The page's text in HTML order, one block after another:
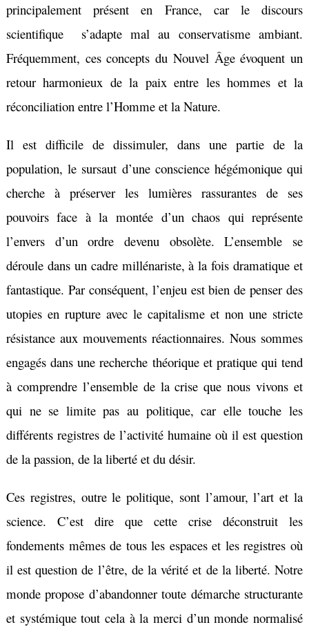
principalement présent en France, car le discours
scientifique s’adapte mal au conservatisme ambiant.
Fréquemment, ces concepts du Nouvel Âge évoquent un
retour harmonieux de la paix entre les hommes et la
réconciliation entre l’Homme et la Nature.
Il est difficile de dissimuler, dans une partie de la
population, le sursaut d’une conscience hégémonique qui
cherche à préserver les lumières rassurantes de ses
pouvoirs face à la montée d’un chaos qui représente
l’envers d’un ordre devenu obsolète. L’ensemble se
déroule dans un cadre millénariste, à la fois dramatique et
fantastique. Par conséquent, l’enjeu est bien de penser des
utopies en rupture avec le capitalisme et non une stricte
résistance aux mouvements réactionnaires. Nous sommes
engagés dans une recherche théorique et pratique qui tend
à comprendre l’ensemble de la crise que nous vivons et
qui ne se limite pas au politique, car elle touche les
différents registres de l’activité humaine où il est question
de la passion, de la liberté et du désir.
Ces registres, outre le politique, sont l’amour, l’art et la
science. C’est dire que cette crise déconstruit les
fondements mêmes de tous les espaces et les registres où
il est question de l’être, de la vérité et de la liberté. Notre
monde propose d’abandonner toute démarche structurante
et systémique tout cela à la merci d’un monde normalisé